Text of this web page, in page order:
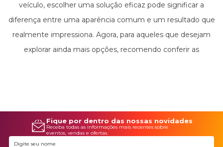
veículo, escolher uma solução eficaz pode significar a
diferença entre uma aparência comum e um resultado que
realmente impressiona. Agora, para aqueles que desejam
explorar ainda mais opções, recomendo conferir as
acabamentos e revolucione a aparência do seu automóvel!
Fique por dentro das nossas novidades
Receba todas as informações mais recentes sobre
eventos, vendas e ofertas.